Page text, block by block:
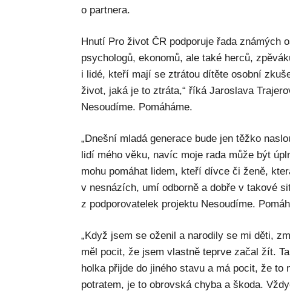
o partnera.
Hnutí Pro život ČR podporuje řada známých
psychologů, ekonomů, ale také herců,
i lidé, kteří mají se ztrátou dítěte osobní
život, jaká je to ztráta,“ říká Jaroslava
Nesoudíme. Pomáháme.
„Dnešní mladá generace bude jen těžko
lidí mého věku, navíc moje rada může být
mohu pomáhat lidem, kteří dívce či ženě,
v nesnázích, umí odborně a dobře v takové
z podporovatelek projektu Nesoudíme.
„Když jsem se oženil a narodily se mi děti,
měl pocit, že jsem vlastně teprve začal žít.
holka přijde do jiného stavu a má pocit, že to
potratem, je to obrovská chyba a škoda.